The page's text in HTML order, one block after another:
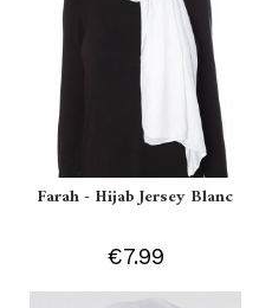
Farah - Hijab Jersey Blanc
€7.99